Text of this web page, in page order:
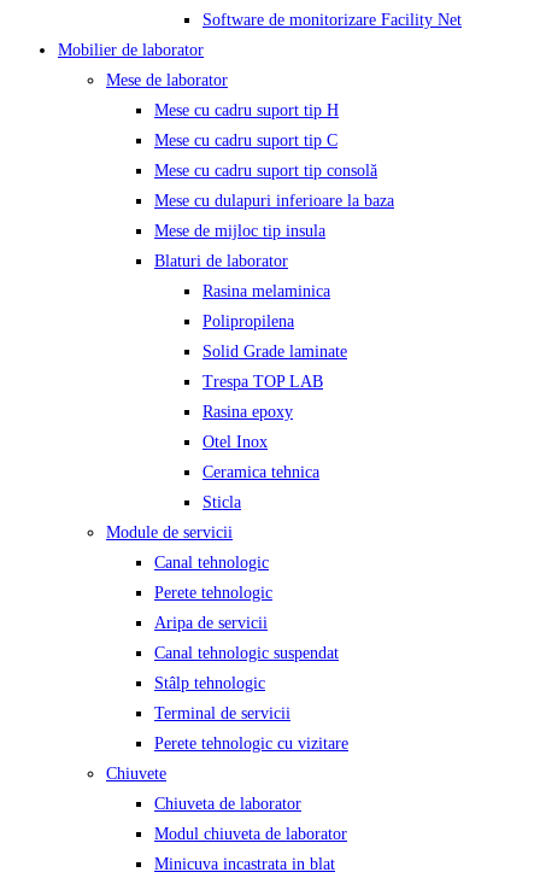
Software de monitorizare Facility Net
Mobilier de laborator
Mese de laborator
Mese cu cadru suport tip H
Mese cu cadru suport tip C
Mese cu cadru suport tip consolă
Mese cu dulapuri inferioare la baza
Mese de mijloc tip insula
Blaturi de laborator
Rasina melaminica
Polipropilena
Solid Grade laminate
Trespa TOP LAB
Rasina epoxy
Otel Inox
Ceramica tehnica
Sticla
Module de servicii
Canal tehnologic
Perete tehnologic
Aripa de servicii
Canal tehnologic suspendat
Stâlp tehnologic
Terminal de servicii
Perete tehnologic cu vizitare
Chiuvete
Chiuveta de laborator
Modul chiuveta de laborator
Minicuva incastrata in blat